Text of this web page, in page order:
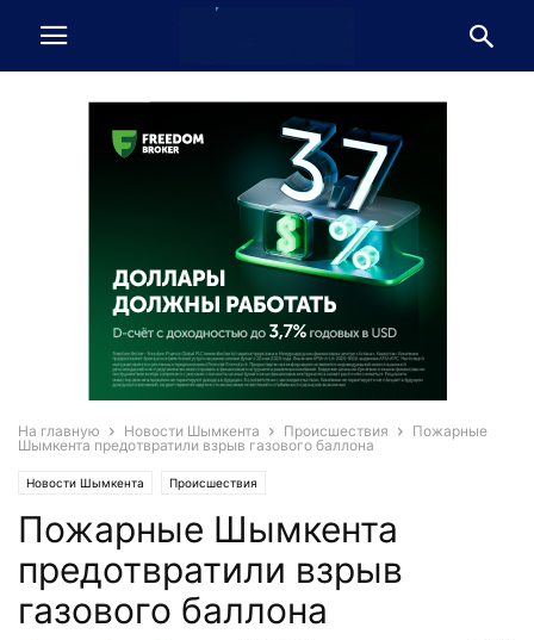
На главную Новости Шымкента Происшествия
Пожарные
Шымкента предотвратили взрыв газового баллона
Новости Шымкента Происшествия
Пожарные Шымкента
предотвратили взрыв
газового баллона